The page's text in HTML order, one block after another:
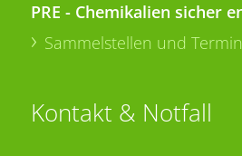
PRE - Chemikalien sicher
Sammelstellen und
Kontakt & Notfall